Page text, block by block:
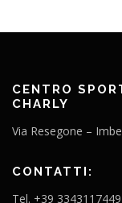
CENTRO
CHARLY
Via Resegone –
CONTATTI:
Tel. +39 3343117449